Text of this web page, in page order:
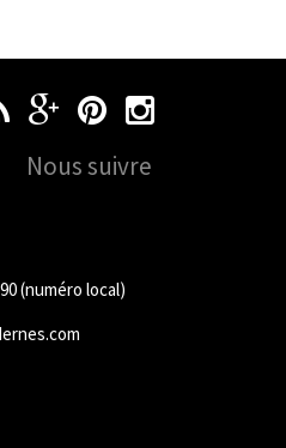
Nous suivre
(numéro local)